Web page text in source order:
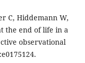
C, Hiddemann W,
the end of life in a
observational